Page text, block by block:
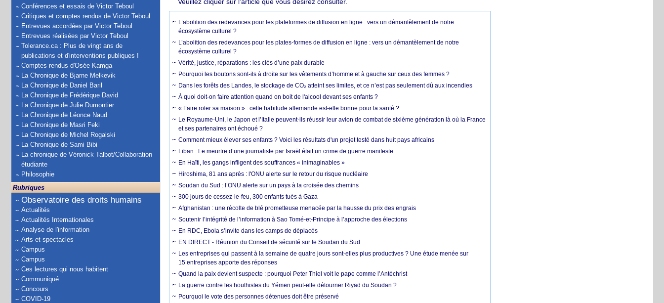
Conférences et essais de Victor Teboul
Critiques et comptes rendus de Victor Teboul
Entrevues accordées par Victor Teboul
Entrevues réalisées par Victor Teboul
Tolerance.ca : Plus de vingt ans de
publications et d'interventions publiques !
Comptes rendus d'Osée Kamga
La Chronique de Bjarne Melkevik
La Chronique de Daniel Baril
La Chronique de Frédérique David
La Chronique de Julie Dumontier
La Chronique de Léonce Naud
La Chronique de Masri Feki
La Chronique de Michel Rogalski
La Chronique de Sami Bibi
La chronique de Véronick Talbot/Collaboration
étudiante
Philosophie
Rubriques
Observatoire des droits humains
Actualités
Actualités Internationales
Analyse de l'information
Arts et spectacles
Campus
Campus
Ces lectures qui nous habitent
Communiqué
Concours
COVID-19
L’abolition des redevances pour les plateformes de diffusion en ligne : vers un démantèlement de notre
écosystème culturel ?
L’abolition des redevances pour les plates-formes de diffusion en ligne : vers un démantèlement de notre
écosystème culturel ?
Vérité, justice, réparations : les clés d’une paix durable
Pourquoi les boutons sont-ils à droite sur les vêtements d’homme et à gauche sur ceux des femmes ?
Dans les forêts des Landes, le stockage de CO₂ atteint ses limites, et ce n’est pas seulement dû aux incendies
À quoi doit-on faire attention quand on boit de l'alcool devant ses enfants ?
« Faire roter sa maison » : cette habitude allemande est-elle bonne pour la santé ?
Le Royaume-Uni, le Japon et l’Italie peuvent-ils réussir leur avion de combat de sixième génération là où la France
et ses partenaires ont échoué ?
Comment mieux élever ses enfants ? Voici les résultats d'un projet testé dans huit pays africains
Liban : Le meurtre d’une journaliste par Israël était un crime de guerre manifeste
En Haïti, les gangs infligent des souffrances « inimaginables »
Hiroshima, 81 ans après : l'ONU alerte sur le retour du risque nucléaire
Soudan du Sud : l’ONU alerte sur un pays à la croisée des chemins
300 jours de cessez-le-feu, 300 enfants tués à Gaza
Afghanistan : une récolte de blé prometteuse menacée par la hausse du prix des engrais
Soutenir l’intégrité de l’information à Sao Tomé-et-Principe à l’approche des élections
En RDC, Ebola s’invite dans les camps de déplacés
EN DIRECT - Réunion du Conseil de sécurité sur le Soudan du Sud
Les entreprises qui passent à la semaine de quatre jours sont-elles plus productives ? Une étude menée sur
15 entreprises apporte des réponses
Quand la paix devient suspecte : pourquoi Peter Thiel voit le pape comme l’Antéchrist
La guerre contre les houthistes du Yémen peut-elle détourner Riyad du Soudan ?
Pourquoi le vote des personnes détenues doit être préservé